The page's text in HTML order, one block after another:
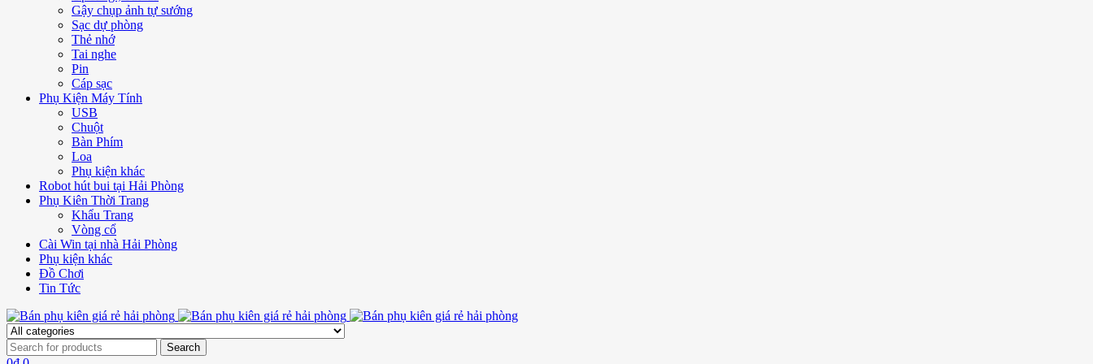
Gậy chụp ảnh tự sướng
Sạc dự phòng
Thẻ nhớ
Tai nghe
Pin
Cáp sạc
Phụ Kiện Máy Tính
USB
Chuột
Bàn Phím
Loa
Phụ kiện khác
Robot hút bui tại Hải Phòng
Phụ Kiên Thời Trang
Khẩu Trang
Vòng cổ
Cài Win tại nhà Hải Phòng
Phụ kiện khác
Đồ Chơi
Tin Tức